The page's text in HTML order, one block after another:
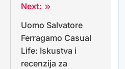
Next:
Uomo Salvatore
Ferragamo Casual
Life: Iskustva i
recenzija za